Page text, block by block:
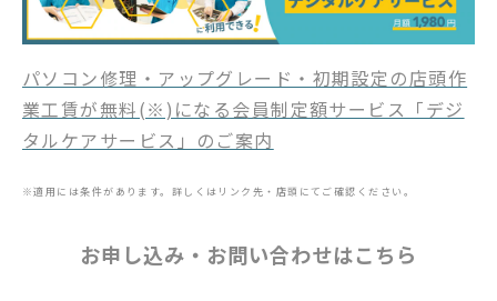
パソコン修理・アップグレード・初期設定の店頭作
業工賃が無料(※)になる会員制定額サービス「デジ
タルケアサービス」のご案内
※適用には条件があります。詳しくはリンク先・店頭にてご確認ください。
お申し込み・お問い合わせはこちら